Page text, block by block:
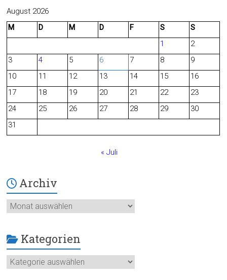
c
b
o
August 2026
M
D M D F S
S
1
2
3
4 5 6 7 8
9
10
11 12 13 14 15
16
17
18 19 20 21 22
23
24
25 26 27 28 29
30
31
« Juli
Archiv
Archiv
Kategorien
Kategorien